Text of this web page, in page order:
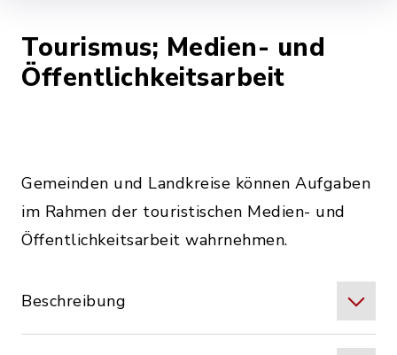
Tourismus; Medien- und
Öffentlichkeitsarbeit
Gemeinden und Landkreise können Aufgaben
im Rahmen der touristischen Medien- und
Öffentlichkeitsarbeit wahrnehmen.
Beschreibung